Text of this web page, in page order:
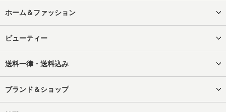
ホーム＆ファッション
ビューティー
送料一律・送料込み
ブランド＆ショップ